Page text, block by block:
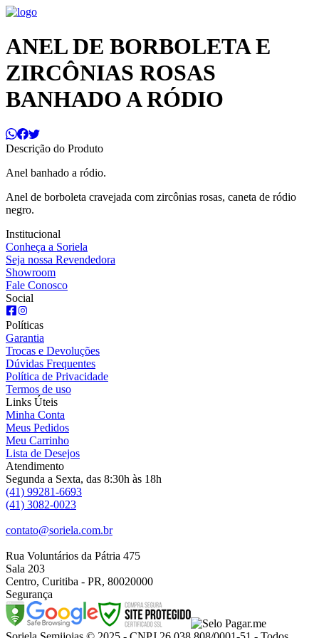
ANEL DE BORBOLETA E
ZIRCÔNIAS ROSAS
BANHADO A RÓDIO
Descrição do Produto
Anel banhado a ródio.
Anel de borboleta cravejada com zircônias rosas, caneta de ródio
negro.
Institucional
Conheça a Soriela
Seja nossa Revendedora
Showroom
Fale Conosco
Social
Políticas
Garantia
Trocas e Devoluções
Dúvidas Frequentes
Política de Privacidade
Termos de uso
Links Úteis
Minha Conta
Meus Pedidos
Meu Carrinho
Lista de Desejos
Atendimento
Segunda a Sexta, das 8:30h às 18h
(41) 99281-6693
(41) 3082-0023
contato@soriela.com.br
Rua Voluntários da Pátria 475
Sala 203
Centro, Curitiba - PR, 80020000
Segurança